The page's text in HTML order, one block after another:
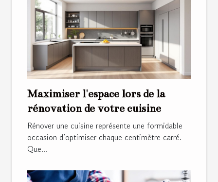
Maximiser l'espace lors de la
rénovation de votre cuisine
Rénover une cuisine représente une formidable
occasion d’optimiser chaque centimètre carré.
Que...